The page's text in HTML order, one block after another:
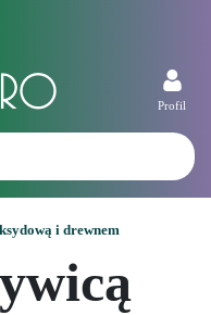
Profil
i drewnem